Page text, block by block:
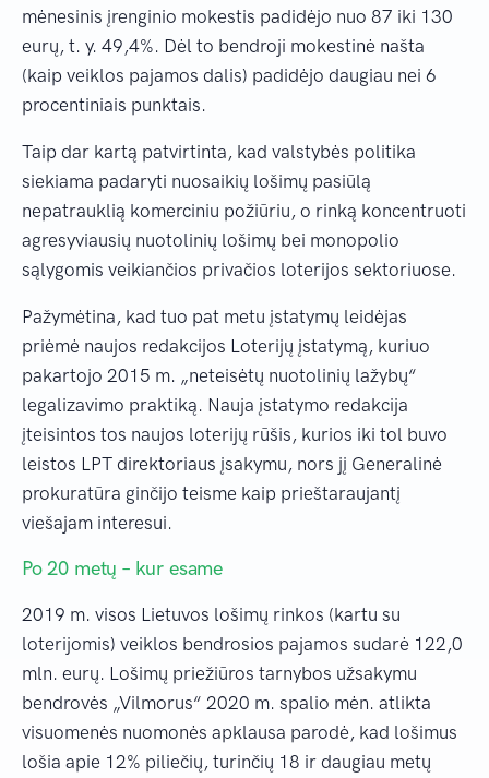
mėnesinis įrenginio mokestis padidėjo nuo 87 iki 130
eurų, t. y. 49,4%. Dėl to bendroji mokestinė našta
(kaip veiklos pajamos dalis) padidėjo daugiau nei 6
procentiniais punktais.
Taip dar kartą patvirtinta, kad valstybės politika
siekiama padaryti nuosaikių lošimų pasiūlą
nepatrauklią komerciniu požiūriu, o rinką koncentruoti
agresyviausių nuotolinių lošimų bei monopolio
sąlygomis veikiančios privačios loterijos sektoriuose.
Pažymėtina, kad tuo pat metu įstatymų leidėjas
priėmė naujos redakcijos Loterijų įstatymą, kuriuo
pakartojo 2015 m. „neteisėtų nuotolinių lažybų“
legalizavimo praktiką. Nauja įstatymo redakcija
įteisintos tos naujos loterijų rūšis, kurios iki tol buvo
leistos LPT direktoriaus įsakymu, nors jį Generalinė
prokuratūra ginčijo teisme kaip prieštaraujantį
viešajam interesui.
Po 20 metų – kur esame
2019 m. visos Lietuvos lošimų rinkos (kartu su
loterijomis) veiklos bendrosios pajamos sudarė 122,0
mln. eurų. Lošimų priežiūros tarnybos užsakymu
bendrovės „Vilmorus“ 2020 m. spalio mėn. atlikta
visuomenės nuomonės apklausa parodė, kad lošimus
lošia apie 12% piliečių, turinčių 18 ir daugiau metų